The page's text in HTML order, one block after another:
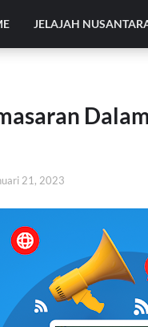
JELAJAH
21, 2023